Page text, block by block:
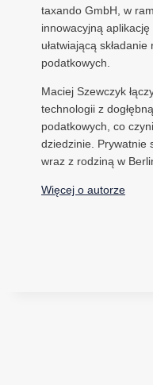
taxando GmbH, w
innowacyjną aplikację
ułatwiającą
podatkowych.
Maciej Szewczyk
technologii z
podatkowych, co
dziedzinie. Prywatnie
wraz z rodziną w
Więcej o autorze